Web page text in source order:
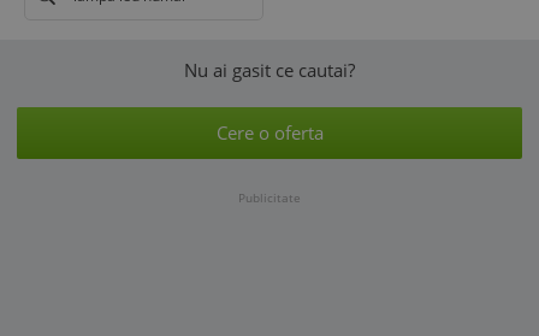
Nu ai gasit ce cautai?
Cere o oferta
Publicitate